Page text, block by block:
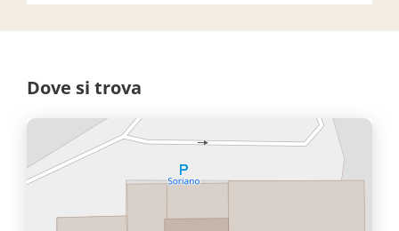
Dove si trova